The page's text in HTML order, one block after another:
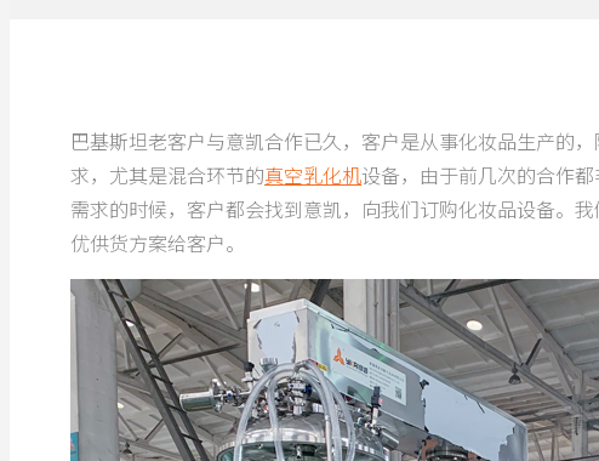
巴基斯坦老客户与意凯合作已久，客户是从事化妆品生产的
求，尤其是混合环节的真空乳化机设备，由于前几次的合作
需求的时候，客户都会找到意凯，向我们订购化妆品设备。
优供货方案给客户。